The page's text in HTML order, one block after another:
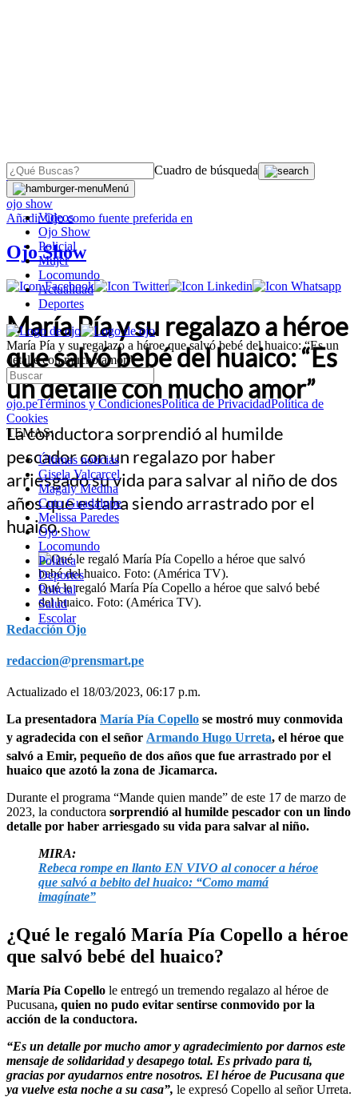
Cuadro de búsqueda
Menú
Videos
Ojo Show
Policial
Mujer
Locomundo
Actualidad
Deportes
María Pía y su regalazo a héroe que salvó bebé del huaico: “Es un
detalle con mucho amor”
ojo.peTérminos y CondicionesPolítica de PrivacidadPolítica de
Cookies
TEMAS:
Últimas noticias
Gisela Valcarcel
Magaly Medina
Cuto Guadalupe
Melissa Paredes
Ojo Show
Locomundo
Política
Deportes
Policial
Salud
Escolar
OJO
ojo show
AñadirOjocomo fuente preferida en
Ojo Show
María Pía y su regalazo a héroe
que salvó bebé del huaico: “Es
un detalle con mucho amor”
La conductora sorprendió al humilde
pescador con un regalazo por haber
arriesgado su vida para salvar al niño de dos
años que estaba siendo arrastrado por el
huaico.
Qué le regaló María Pía Copello a héroe que salvó bebé
del huaico. Foto: (América TV).
Redacción Ojo
redaccion@prensmart.pe
Actualizado el 18/03/2023, 06:17 p.m.
La presentadora María Pía Copello se mostró muy conmovida
y agradecida con el señor Armando Hugo Urreta, el héroe que
salvó a Emir, pequeño de dos años que fue arrastrado por el
huaico que azotó la zona de Jicamarca.
Durante el programa “Mande quien mande” de este 17 de marzo de
2023, la conductora sorprendió al humilde pescador con un lindo
detalle por haber arriesgado su vida para salvar al niño.
MIRA:
Rebeca rompe en llanto EN VIVO al conocer a héroe
que salvó a bebito del huaico: “Como mamá
imagínate”
¿Qué le regaló María Pía Copello a héroe
que salvó bebé del huaico?
María Pía Copello le entregó un tremendo regalazo al héroe de
Pucusana, quien no pudo evitar sentirse conmovido por la
acción de la conductora.
“Es un detalle por mucho amor y agradecimiento por darnos este
mensaje de solidaridad y desapego total. Es privado para ti,
gracias por ayudarnos entre nosotros. El héroe de Pucusana que
ya vuelve esta noche a su casa”, le expresó Copello al señor Urreta.